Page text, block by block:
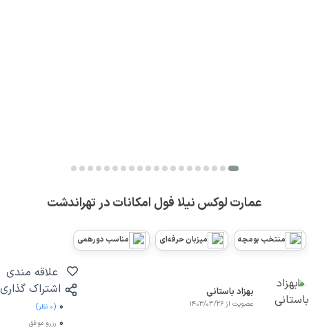
عمارت لوکس نیلا فول امکانات در تهراندشت
منتخب بومچه میزبان حرفه‌ای مناسب دورهمی
بهزاد باستانی
عضویت از 1403/03/26
اشتراک گذاری
0 (0 نظر)
0 رزرو موفق